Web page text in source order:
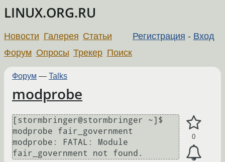
LINUX.ORG.RU
Регистрация - Вход
Новости Галерея Статьи
Форум Опросы Трекер Поиск
Форум — Talks
modprobe
0
[stormbringer@stormbringer ~]$
modprobe fair_government
modprobe: FATAL: Module